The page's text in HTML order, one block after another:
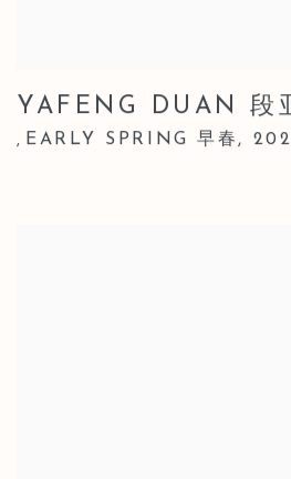
YAFENG DUAN 段
, EARLY SPRING 早春,